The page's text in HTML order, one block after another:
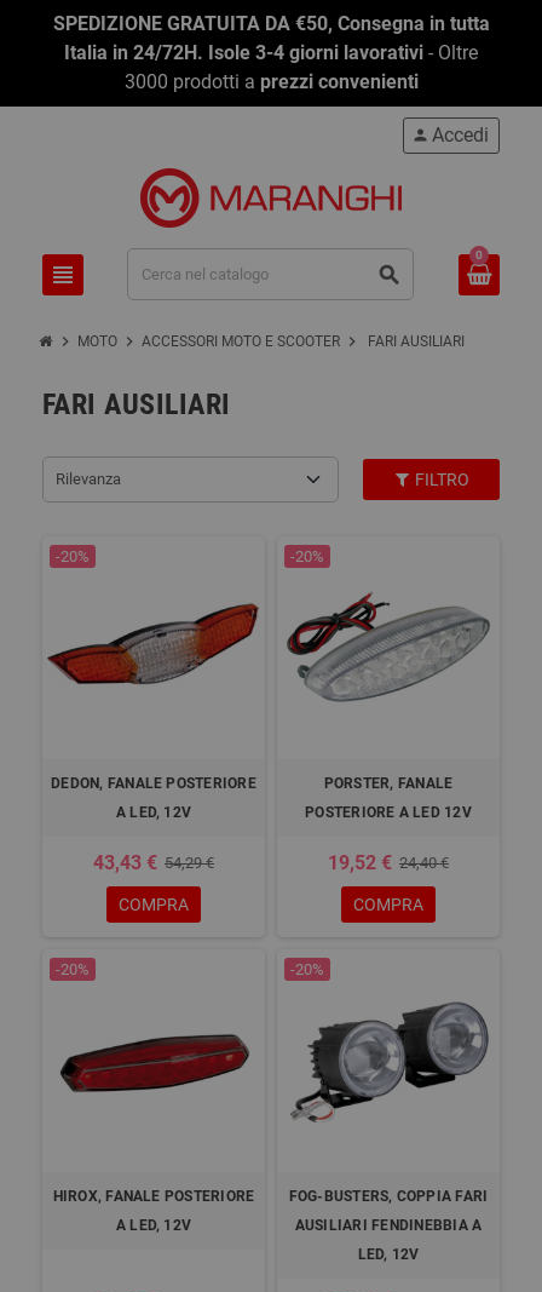
SPEDIZIONE GRATUITA DA €50, Consegna in tutta
Italia in 24/72H. Isole 3-4 giorni lavorativi - Oltre
3000 prodotti a prezzi convenienti
view_headline search
person Accedi
0
chevron_right MOTO chevron_right ACCESSORI MOTO E SCOOTER chevron_right FARI AUSILIARI
FARI AUSILIARI
Rilevanza FILTRO
-20%
DEDON, FANALE POSTERIORE
A LED, 12V
43,43 € 54,29 €
COMPRA
-20%
PORSTER, FANALE
POSTERIORE A LED 12V
19,52 € 24,40 €
COMPRA
-20%
HIROX, FANALE POSTERIORE
A LED, 12V
-20%
FOG-BUSTERS, COPPIA FARI
AUSILIARI FENDINEBBIA A
LED, 12V